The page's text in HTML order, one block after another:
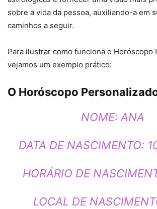
sobre a vida da pessoa, auxiliando-a em
caminhos a seguir.
Para ilustrar como funciona o Horóscopo
vejamos um exemplo prático:
O Horóscopo
NOME: ANA
DATA DE NASCIMENTO:
HORÁRIO DE
LOCAL DE